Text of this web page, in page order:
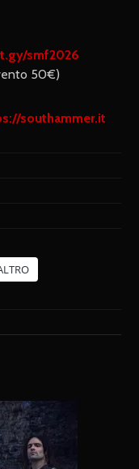
smf2026
50€)
southammer.it